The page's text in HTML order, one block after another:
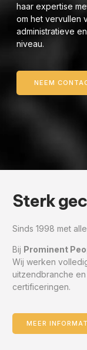
haar expertise
om het vervullen
administratieve
niveau.
NEEM
Sterk
Sinds 1998 met
Bij Prominent
Wij werken
uitzendbranche
certificeringen.
MEER